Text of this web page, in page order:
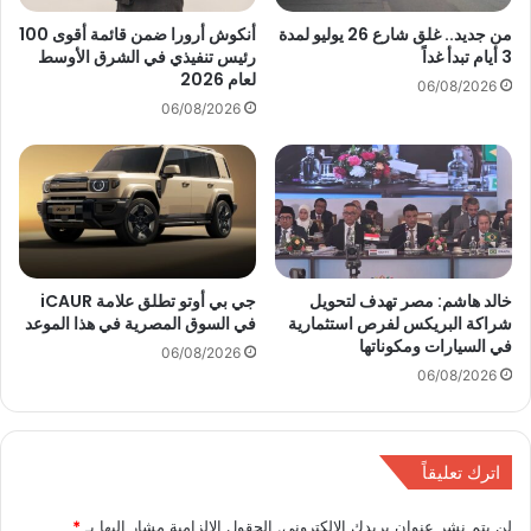
ل
د
م
ر
2
0
2
5
ر
ب
ا
ن
ب
ة
5
4
,
7
%
خ
ا
ل
من جديد.. غلق شارع 26 يوليو لمدة
3 أيام تبدأ غداً
06/08/2026
أنكوش أرورا ضمن قائمة أقوى 100
رئيس تنفيذي في الشرق الأوسط
لعام 2026
06/08/2026
خالد هاشم: مصر تهدف لتحويل
شراكة البريكس لفرص استثمارية
في السيارات ومكوناتها
06/08/2026
جي بي أوتو تطلق علامة iCAUR
في السوق المصرية في هذا الموعد
06/08/2026
اترك تعليقاً
لن يتم نشر عنوان بريدك الإلكتروني. الحقول الإلزامية مشار إليها بـ *